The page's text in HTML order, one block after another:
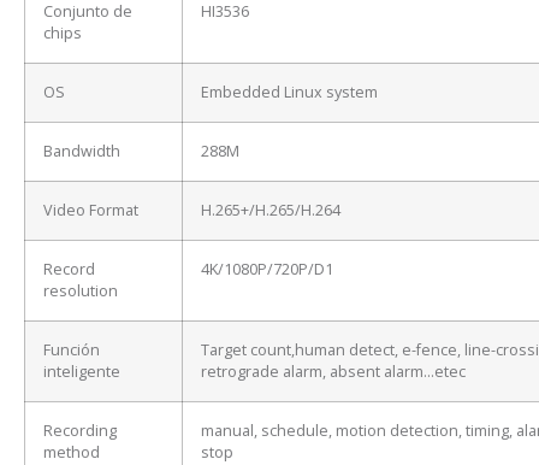
Conjunto de
chips
HI3536
OS Embedded Linux system
Bandwidth 288M
Video Format H.265+/H.265/H.264
Record
resolution
4K/1080P/720P/D1
Función
inteligente
Target count,human detect, e-fence, line-
retrograde alarm, absent alarm…etec
Recording
method
manual, schedule, motion detection, timing,
stop